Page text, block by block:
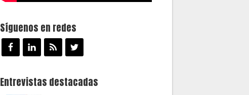
Síguenos en redes
Entrevistas destacadas